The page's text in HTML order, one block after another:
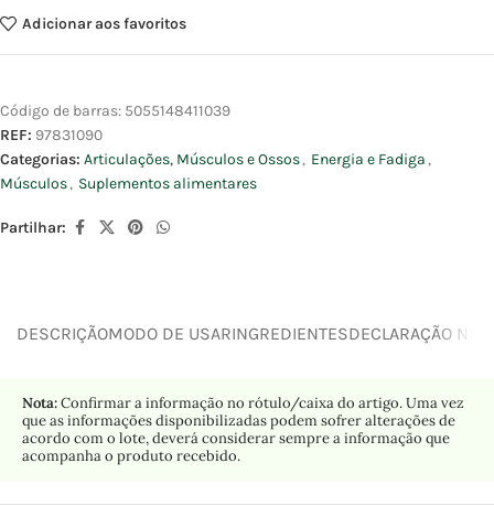
Adicionar aos favoritos
Código de barras: 5055148411039
REF: 97831090
Categorias: Articulações, Músculos e Ossos, Energia e Fadiga ,
Músculos, Suplementos alimentares
Partilhar:
DESCRIÇÃOMODO DE USARINGREDIENTESDECLARAÇÃO
Nota:Confirmar a informação no rótulo/caixa do artigo. Uma vez
que as informações disponibilizadas podem sofrer alterações de
acordo com o lote, deverá considerar sempre a informação que
acompanha o produto recebido.